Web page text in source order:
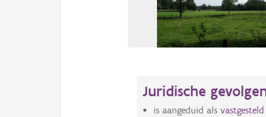
Juridische
is aangeduid als